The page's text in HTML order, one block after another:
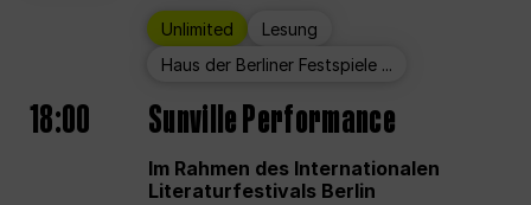
Unlimited
Lesung
Haus der Berliner Festspiele ...
18:00 Sunville Performance
Im Rahmen des Internationalen
Literaturfestivals Berlin